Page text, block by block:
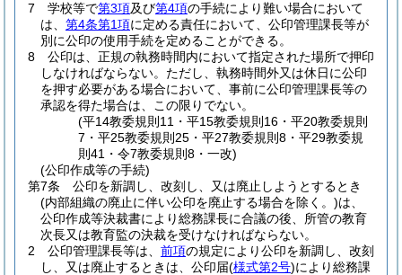
7
学校等で第3項及び第4項の手続により難い場合において
は、 第4条第1項に定める責任において、公印管理課長等が
別に公印の使用手続を定めることができる。
8
公印は、正規の執務時間内において指定された場所で押印
しなければならない。 ただし、執務時間外又は休日に公印
を押す必要がある場合において、事前に公印管理課長等の
承認を得た場合は、この限りでない。
(平14教委規則11・平15教委規則16・平20教委規則
7・平25教委規則25・平27教委規則8・平29教委規
則41・令7教委規則8・一改)
(公印作成等の手続)
第7条
公印を新調し、改刻し、又は廃止しようとするとき
(内部組織の廃止に伴い公印を廃止する場合を除く。)は、
公印作成等決裁書により総務課長に合議の後、所管の教育
次長又は教育監の決裁を受けなければならない。
2
公印管理課長等は、 前項の規定により公印を新調し、改刻
し、又は廃止するときは、公印届(様式第2号)により総務課